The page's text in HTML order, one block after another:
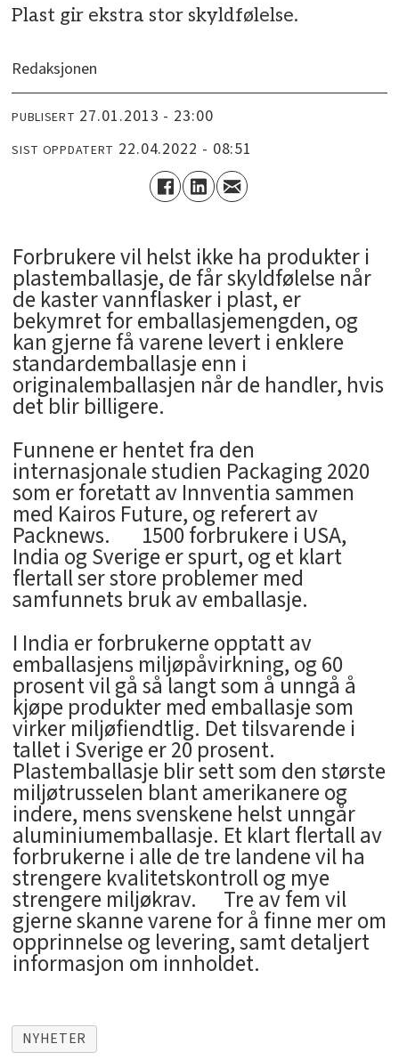
Plast gir ekstra stor skyldfølelse.
Redaksjonen
PUBLISERT 27.01.2013 - 23:00
SIST OPPDATERT 22.04.2022 - 08:51
Forbrukere vil helst ikke ha produkter i
plastemballasje, de får skyldfølelse når
de kaster vannflasker i plast, er
bekymret for emballasjemengden, og
kan gjerne få varene levert i enklere
standardemballasje enn i
originalemballasjen når de handler, hvis
det blir billigere.
Funnene er hentet fra den
internasjonale studien Packaging 2020
som er foretatt av Innventia sammen
med Kairos Future, og referert av
Packnews. 1500 forbrukere i USA,
India og Sverige er spurt, og et klart
flertall ser store problemer med
samfunnets bruk av emballasje.
I India er forbrukerne opptatt av
emballasjens miljøpåvirkning, og 60
prosent vil gå så langt som å unngå å
kjøpe produkter med emballasje som
virker miljøfiendtlig. Det tilsvarende i
tallet i Sverige er 20 prosent.
Plastemballasje blir sett som den største
miljøtrusselen blant amerikanere og
indere, mens svenskene helst unngår
aluminiumemballasje. Et klart flertall av
forbrukerne i alle de tre landene vil ha
strengere kvalitetskontroll og mye
strengere miljøkrav. Tre av fem vil
gjerne skanne varene for å finne mer om
opprinnelse og levering, samt detaljert
informasjon om innholdet.
NYHETER